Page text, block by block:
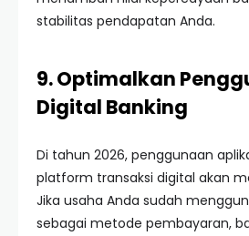
stabilitas pendapatan Anda.
9. Optimalkan
Digital Banking
Di tahun 2026, penggunaan
platform transaksi digital akan
Jika usaha Anda sudah
sebagai metode pembayaran,